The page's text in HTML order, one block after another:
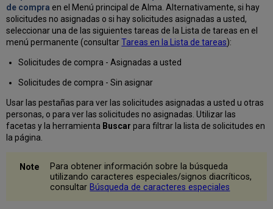
de compra en el Menú principal de Alma. Alternativamente, si hay
solicitudes no asignadas o si hay solicitudes asignadas a usted,
seleccionar una de las siguientes tareas de la Lista de tareas en el
menú permanente (consultarTareas en la Lista de tareas):
Solicitudes de compra - Asignadas a usted
Solicitudes de compra - Sin asignar
Usar las pestañas para ver las solicitudes asignadas a usted u otras
personas, o para ver las solicitudes no asignadas. Utilizar las
facetas y la herramienta Buscar para filtrar la lista de solicitudes en
la página.
Para obtener información sobre la búsqueda
utilizando caracteres especiales/signos diacríticos,
consultar Búsqueda de caracteres especiales